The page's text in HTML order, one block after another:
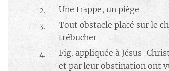
Une trappe, un piège
Tout obstacle placé sur le
trébucher
Fig. appliquée à Jésus-
et par leur obstination ont